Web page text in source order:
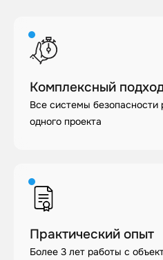
Комплексный
Все системы безопасности
одного проекта
Практический опыт
Более 3 лет работы с